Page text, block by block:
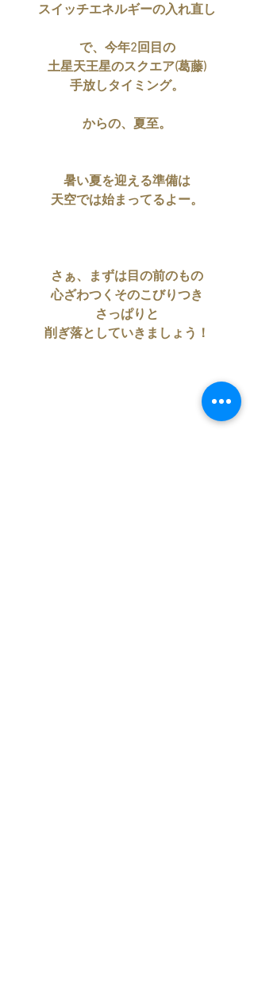
スイッチエネルギーの入れ直し
で、今年2回目の
土星天王星のスクエア(葛藤)
手放しタイミング。
からの、夏至。
暑い夏を迎える準備は
天空では始まってるよー。
さぁ、まずは目の前のもの
心ざわつくそのこびりつき
さっぱりと
削ぎ落としていきましょう！